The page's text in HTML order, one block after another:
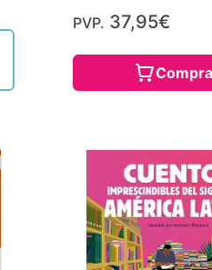
PVP. 37,95€